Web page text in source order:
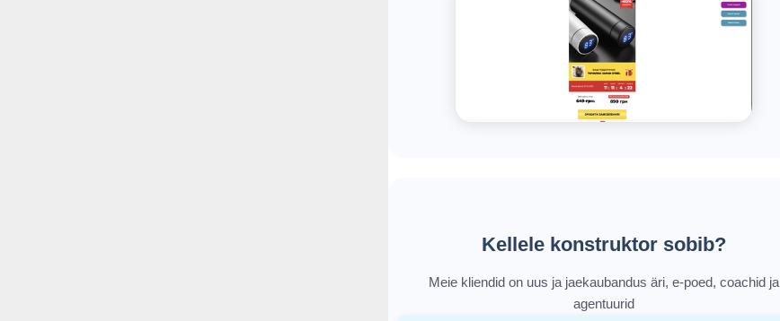
Kellele konstruktor sobib?
Meie kliendid on uus ja jaekaubandus äri, e-poed, coachid ja
agentuurid